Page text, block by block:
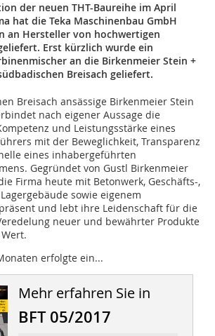
der neuen THT-Baureihe im April
hat die Teka Maschinenbau GmbH
an Hersteller von hochwertigen
Erst kürzlich wurde ein
an die Birkenmeier Stein +
Breisach geliefert.
Breisach ansässige Birkenmeier Stein
nach eigener Aussage die
und Leistungsstärke eines
mit der Beweglichkeit, Transparenz
eines inhabergeführten
Gegründet von Gustl Birkenmeier
Firma heute mit Betonwerk, Geschäfts-,
sowie eigenem
und lebt ihre Leidenschaft für die
neuer und bewährter Produkte
erfolgte ein...
Mehr erfahren Sie in
BFT 05/2017